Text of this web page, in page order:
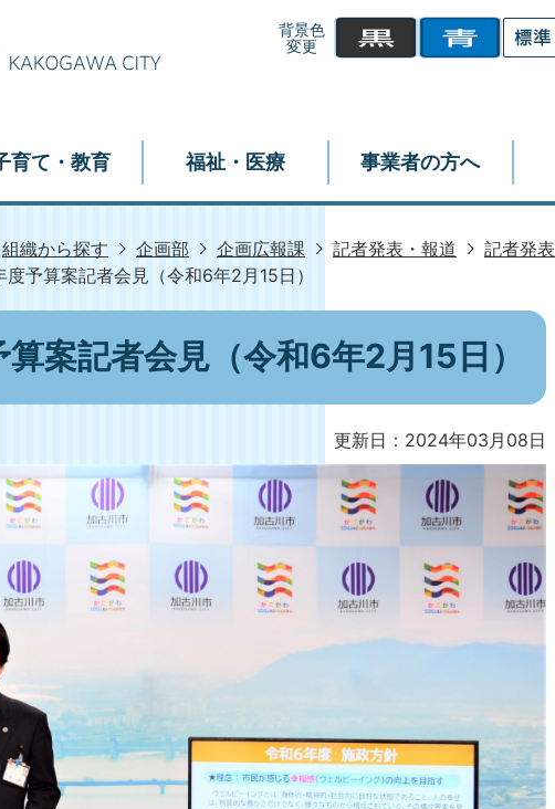
背景色
変更
育て・教育 福祉・医療 事業者の方へ
組織から探す 企画部 企画広報課 記者発表・報道 記者発表
度予算案記者会見（令和6年2月15日）
案記者会見（令和6年2月15日）
更新日：2024年03月08日